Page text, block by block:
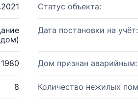
Статус объекта:
Дата постановки на учёт:
1980 Дом признан аварийным:
8 Количество нежилых